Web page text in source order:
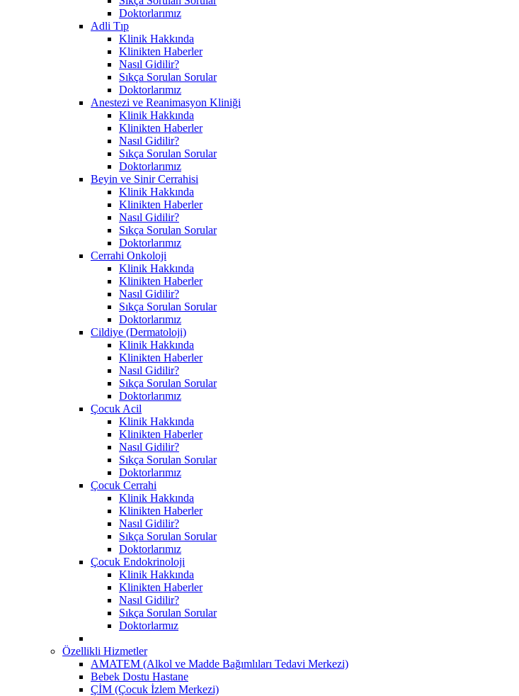
Doktorlarımız
Adli Tıp
Klinik Hakkında
Klinikten Haberler
Nasıl Gidilir?
Sıkça Sorulan Sorular
Doktorlarımız
Anestezi ve Reanimasyon Kliniği
Klinik Hakkında
Klinikten Haberler
Nasıl Gidilir?
Sıkça Sorulan Sorular
Doktorlarımız
Beyin ve Sinir Cerrahisi
Klinik Hakkında
Klinikten Haberler
Nasıl Gidilir?
Sıkça Sorulan Sorular
Doktorlarımız
Cerrahi Onkoloji
Klinik Hakkında
Klinikten Haberler
Nasıl Gidilir?
Sıkça Sorulan Sorular
Doktorlarımız
Cildiye (Dermatoloji)
Klinik Hakkında
Klinikten Haberler
Nasıl Gidilir?
Sıkça Sorulan Sorular
Doktorlarımız
Çocuk Acil
Klinik Hakkında
Klinikten Haberler
Nasıl Gidilir?
Sıkça Sorulan Sorular
Doktorlarımız
Çocuk Cerrahi
Klinik Hakkında
Klinikten Haberler
Nasıl Gidilir?
Sıkça Sorulan Sorular
Doktorlarımız
Çocuk Endokrinoloji
Klinik Hakkında
Klinikten Haberler
Nasıl Gidilir?
Sıkça Sorulan Sorular
Doktorlarmız
Özellikli Hizmetler
AMATEM (Alkol ve Madde Bağımlıları Tedavi Merkezi)
Bebek Dostu Hastane
ÇİM (Çocuk İzlem Merkezi)